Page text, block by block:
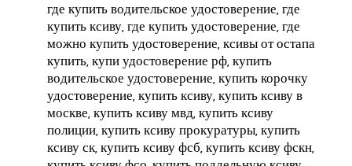
где купить водительское удостоверение, где
купить ксиву, где купить удостоверение, где
можно купить удостоверение, ксивы от остапа
купить, купи удостоверение рф, купить
водительское удостоверение, купить корочку
удостоверение, купить ксиву, купить ксиву в
москве, купить ксиву мвд, купить ксиву
полиции, купить ксиву прокуратуры, купить
ксиву ск, купить ксиву фсб, купить ксиву фскн,